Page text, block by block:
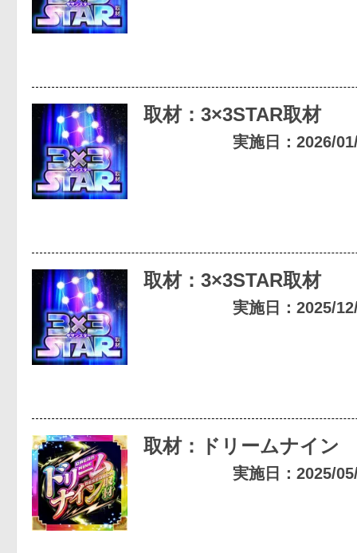
取材：3×3STAR取材
実施日：2026/
取材：3×3STAR取材
実施日：2025/
取材：ドリームナイン
実施日：2025/